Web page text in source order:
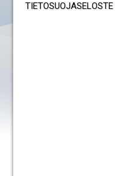
TIETOSUOJASELOSTE